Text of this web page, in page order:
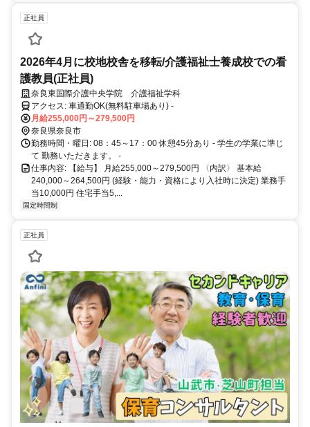
正社員
2026年4月に校地校舎を移転/介護福祉士養成校での看
護教員(正社員)
奈良東国際介護中央学院 介護福祉学科
アクセス: 車通勤OK(無料駐車場あり) -
月給255,000円～279,500円
奈良県奈良市
勤務時間・曜日: 08：45～17：00 休憩45分あり - 学生の学業に準じ
て 勤務いただきます。 -
仕事内容: 【給与】 月給255,000～279,500円 〈内訳〉 基本給
240,000～264,500円 (経験・能力・資格により入社時に決定) 業務手
当10,000円 住宅手当5,...
固定時間制
正社員